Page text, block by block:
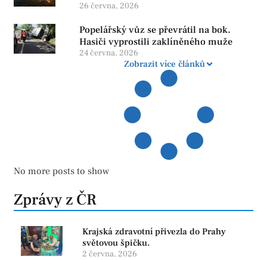
26 června, 2026
Popelářský vůz se převrátil na bok.
Hasiči vyprostili zaklíněného muže
24 června, 2026
Zobrazit více článků
No more posts to show
Zprávy z ČR
Krajská zdravotní přivezla do Prahy
světovou špičku.
2 června, 2026